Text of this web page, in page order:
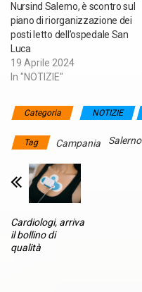
Nursind Salerno, è scontro sul
piano di riorganizzazione dei
posti letto dell’ospedale San
Luca
19 Aprile 2024
In "NOTIZIE"
Categoria NOTIZIE
Tag Campania Salerno
Cardiologi, arriva
il bollino di
qualità